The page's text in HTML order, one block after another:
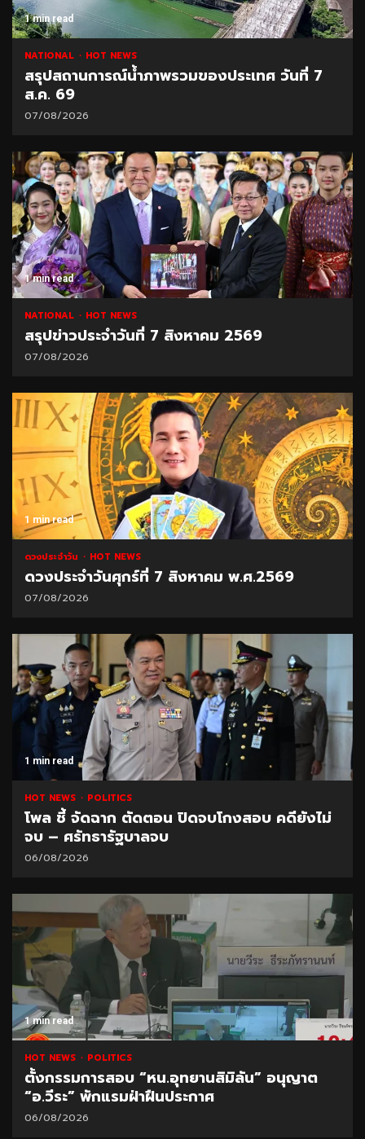
1 min read
NATIONAL HOT NEWS
สรุปสถานการณ์น้ำภาพรวมของประเทศ วันที่ 7
ส.ค. 69
07/08/2026
1 min read
NATIONAL HOT NEWS
สรุปข่าวประจำวันที่ 7 สิงหาคม 2569
07/08/2026
1 min read
ดวงประจำวัน HOT NEWS
ดวงประจำวันศุกร์ที่ 7 สิงหาคม พ.ศ.2569
07/08/2026
1 min read
HOT NEWS POLITICS
โพล ชี้ จัดฉาก ตัดตอน ปิดจบโกงสอบ คดียังไม่
จบ – ศรัทธารัฐบาลจบ
06/08/2026
1 min read
HOT NEWS POLITICS
ตั้งกรรมการสอบ “หน.อุทยานสิมิลัน” อนุญาต
“อ.วีระ” พักแรมฝ่าฝืนประกาศ
06/08/2026